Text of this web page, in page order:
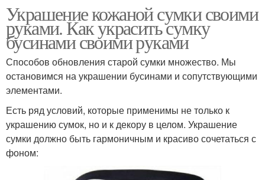
Украшение кожаной сумки своими
руками. Как украсить сумку
бусинами своими руками
Способов обновления старой сумки множество. Мы
остановимся на украшении бусинами и сопутствующими
элементами.
Есть ряд условий, которые применимы не только к
украшению сумок, но и к декору в целом. Украшение
сумки должно быть гармоничным и красиво сочетаться с
фоном: